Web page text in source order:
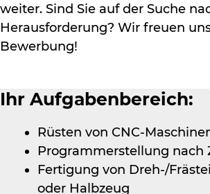
weiter. Sind Sie auf der Suche
Herausforderung? Wir freuen
Bewerbung!
Ihr Aufgabenbereich:
Rüsten von CNC-
Programmerstellung nach
Fertigung von Dreh-/
oder Halbzeug